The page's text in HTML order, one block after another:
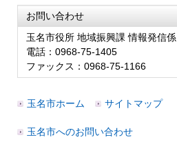
お問い合わせ
玉名市役所 地域振興課 情報発信係
電話：0968-75-1405
ファックス：0968-75-1166
玉名市ホーム サイトマップ
玉名市へのお問い合わせ